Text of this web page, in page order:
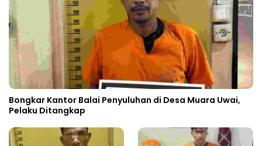
Bongkar Kantor Balai Penyuluhan di Desa Muara Uwai,
Pelaku Ditangkap